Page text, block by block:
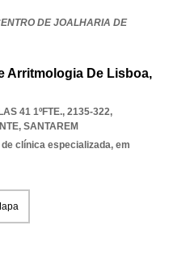
DE JOALHARIA DE
Arritmologia De Lisboa,
41 1ºFTE., 2135-322,
, SANTAREM
clínica especializada, em